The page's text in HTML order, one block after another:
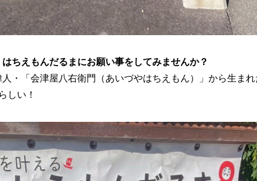
はちえもんだるまにお願い事をしてみませんか？
・「会津屋八右衛門（あいづやはちえもん）」から生まれ
しい！